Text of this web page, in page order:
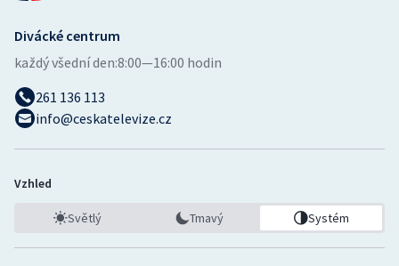
Divácké centrum
každý všední den:8:00—16:00 hodin
261 136 113
info@ceskatelevize.cz
Vzhled
Světlý Tmavý Systém